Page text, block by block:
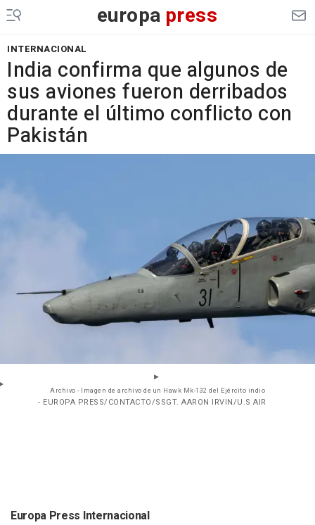
europa press
INTERNACIONAL
India confirma que algunos de
sus aviones fueron derribados
durante el último conflicto con
Pakistán
Archivo - Imagen de archivo de un Hawk Mk-132 del Ejército indio
- EUROPA PRESS/CONTACTO/SSGT. AARON IRVIN/U.S AIR
Europa Press Internacional